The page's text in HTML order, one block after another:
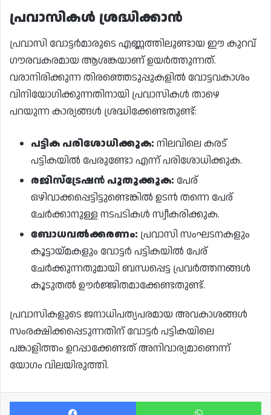
പ്രവാസികൾ ശ്രദ്ധിക്കാൻ
പ്രവാസി വോട്ടർമാരുടെ എണ്ണത്തിലുണ്ടായ ഈ കുറവ്
ഗൗരവകരമായ ആശങ്കയാണ് ഉയർത്തുന്നത്.
വരാനിരിക്കുന്ന തിരഞ്ഞെടുപ്പുകളിൽ വോട്ടവകാശം
വിനിയോഗിക്കുന്നതിനായി പ്രവാസികൾ താഴെ
പറയുന്ന കാര്യങ്ങൾ ശ്രദ്ധിക്കേണ്ടതുണ്ട്:
പട്ടിക പരിശോധിക്കുക: നിലവിലെ കരട്
പട്ടികയിൽ പേരുണ്ടോ എന്ന് പരിശോധിക്കുക.
രജിസ്‌ട്രേഷൻ പുതുക്കുക: പേര്
ഒഴിവാക്കപ്പെട്ടിട്ടുണ്ടെങ്കിൽ ഉടൻ തന്നെ പേര്
ചേർക്കാനുള്ള നടപടികൾ സ്വീകരിക്കുക.
ബോധവൽക്കരണം: പ്രവാസി സംഘടനകളും
കൂട്ടായ്മകളും വോട്ടർ പട്ടികയിൽ പേര്
ചേർക്കുന്നതുമായി ബന്ധപ്പെട്ട പ്രവർത്തനങ്ങൾ
കൂടുതൽ ഊർജ്ജിതമാക്കേണ്ടതുണ്ട്.
പ്രവാസികളുടെ ജനാധിപത്യപരമായ അവകാശങ്ങൾ
സംരക്ഷിക്കപ്പെടുന്നതിന് വോട്ടർ പട്ടികയിലെ
പങ്കാളിത്തം ഉറപ്പാക്കേണ്ടത് അനിവാര്യമാണെന്ന്
യോഗം വിലയിരുത്തി.
Facebook